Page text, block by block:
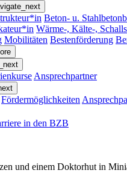
Beton- u.
Wärme-, Kälte-,
Mobilitäten Bestenförderung
Ansprechpartner
Fördermöglichkeiten
in den BZB